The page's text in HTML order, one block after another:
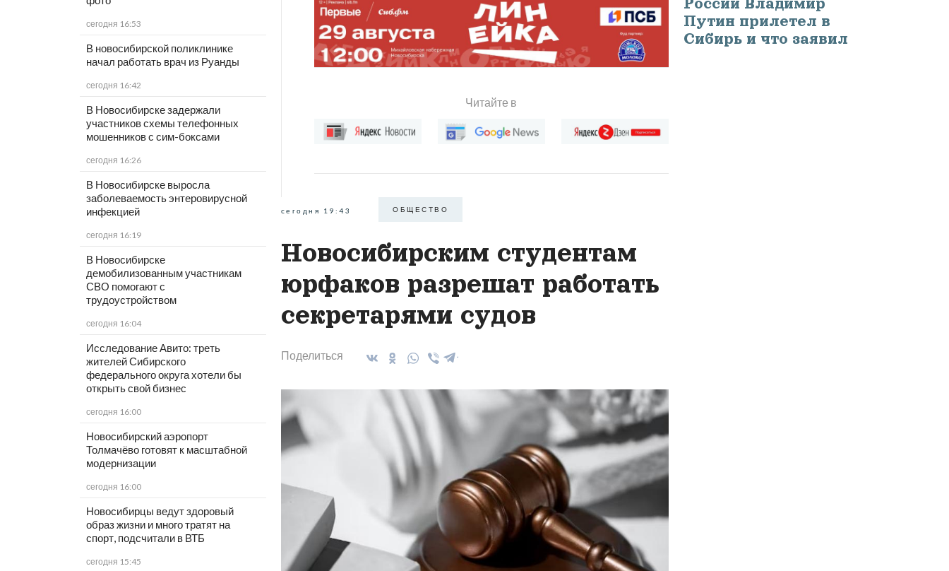
сегодня 16:53
В новосибирской поликлинике
начал работать врач из Руанды
сегодня 16:42
В Новосибирске задержали
участников схемы телефонных
мошенников с сим-боксами
сегодня 16:26
В Новосибирске выросла
заболеваемость энтеровирусной
инфекцией
сегодня 16:19
В Новосибирске
демобилизованным участникам
СВО помогают с
трудоустройством
сегодня 16:04
Исследование Авито: треть
жителей Сибирского
федерального округа хотели бы
открыть свой бизнес
сегодня 16:00
Новосибирский аэропорт
Толмачёво готовят к масштабной
модернизации
сегодня 16:00
Новосибирцы ведут здоровый
образ жизни и много тратят на
спорт, подсчитали в ВТБ
сегодня 15:45
Читайте в
сегодня 19:43 ОБЩЕСТВО
Новосибирским студентам
юрфаков разрешат работать
секретарями судов
Поделиться
России Владимир
Путин прилетел в
Сибирь и что заявил